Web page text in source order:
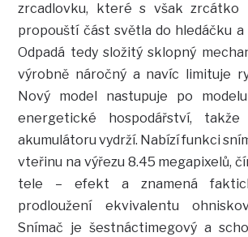
zrcadlovku, které s však zrcátko
propouští část světla do hledáčku a
Odpadá tedy složitý sklopný
výrobně náročný a navíc limituje
Nový model nastupuje po
energetické hospodářství,
akumulátoru vydrží. Nabízí funkci
vteřinu na výřezu 8.45 megapixelů,
tele – efekt a znamená
prodloužení ekvivalentu
Snímač je šestnáctimegový a